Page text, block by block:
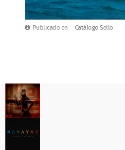
Publicado en Catálogo Sello